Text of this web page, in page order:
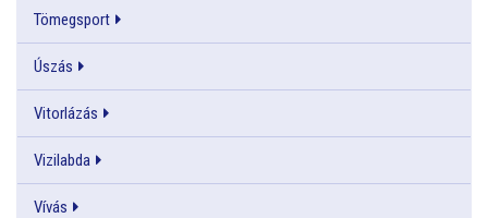
Tömegsport
Úszás
Vitorlázás
Vizilabda
Vívás